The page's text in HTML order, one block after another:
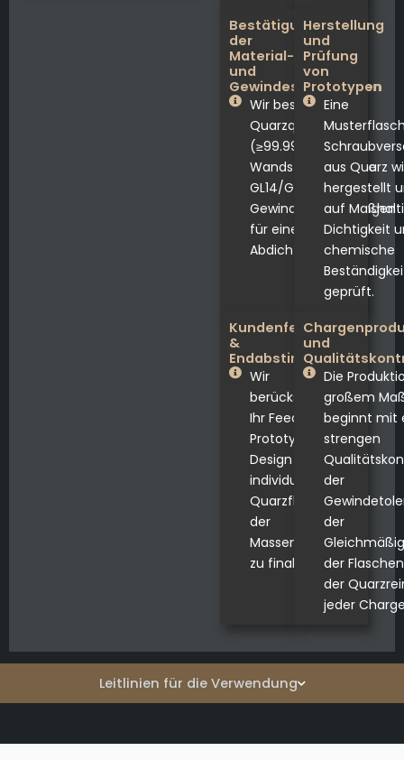
Leitlinien für die Verwendung
Bestätigung
der
Material-
und
Gewindespezifikation
Wir bestätigen die
Quarzqualität
(≥99.99% SiO₂), die
Wandstärke und die
GL14/GL18/GL25-
Gewindeabmessungen
für eine präzise
Abdichtung.
Herstellung
und
Prüfung
von
Prototypen
Eine
aus Quarz
hergestellt
auf
Dichtigkeit
chemische
geprüft.
Kundenfeedback
&
Endabstimmung
Wir
berücksichtigen
Ihr Feedback zum
Prototyp, um das
Design der
individuellen
Quarzflasche vor
der
Massenproduktion
zu finalisieren.
und
Die
großem
beginnt mit
strengen
der
der
der
der
jeder